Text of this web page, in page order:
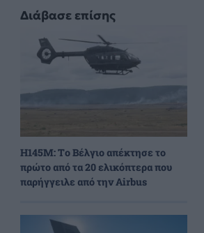
Διάβασε επίσης
H145M: Το Βέλγιο απέκτησε το
πρώτο από τα 20 ελικόπτερα που
παρήγγειλε από την Airbus